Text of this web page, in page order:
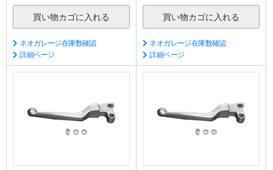
ネオガレージ在庫数確認
詳細ページ
ネオガレージ在庫数確認
詳細ページ